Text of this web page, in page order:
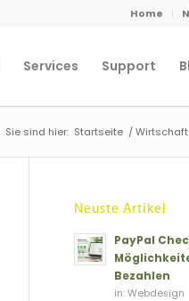
Home
Services Support
Sie sind hier: Startseite /
Neuste Artikel
PayPal
Bezahlen
in: Webdesign